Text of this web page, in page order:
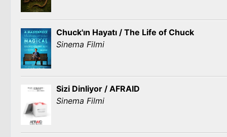
Chuck'ın Hayatı / The Life of Chuck
Sinema Filmi
Sizi Dinliyor / AFRAID
Sinema Filmi